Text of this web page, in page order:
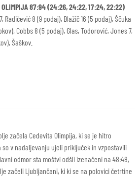
OLIMPIJA 87:94 (24:26, 24:22, 17:24, 22:22)
Radičević 8 (9 podaj), Blažič 16 (5 podaj), Ščuka
Cobbs 8 (5 podaj), Glas, Todorović, Jones 7,
Šaškov.
začela Cedevita Olimpija, ki se je hitro
v nadaljevanju ujeli priključek in vzpostavili
odmor sta moštvi odšli izenačeni na 48:48,
začeli Ljubljančani, ki ki se na polovici četrtine